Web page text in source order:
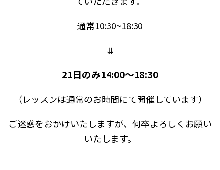
通常10:30~18:30
⇊
21日のみ14:00〜18:30
（レッスンは通常のお時間にて開催しています）
ご迷惑をおかけいたしますが、何卒よろしくお願い
いたします。